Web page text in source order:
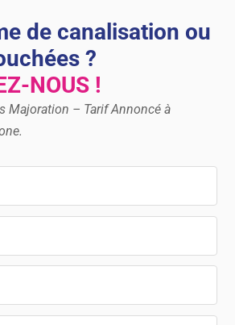
de canalisation ou
?
NOUS !
Majoration – Tarif Annoncé à